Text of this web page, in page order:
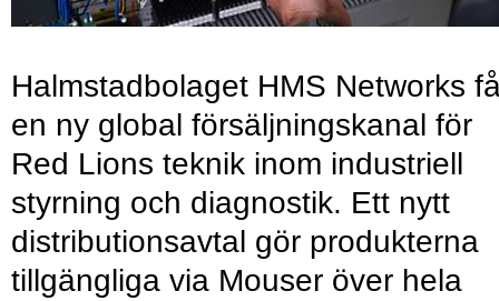
Halmstadbolaget HMS Networks
en ny global försäljningskanal för
Red Lions teknik inom industriell
styrning och diagnostik. Ett nytt
distributionsavtal gör produkterna
tillgängliga via Mouser över hela